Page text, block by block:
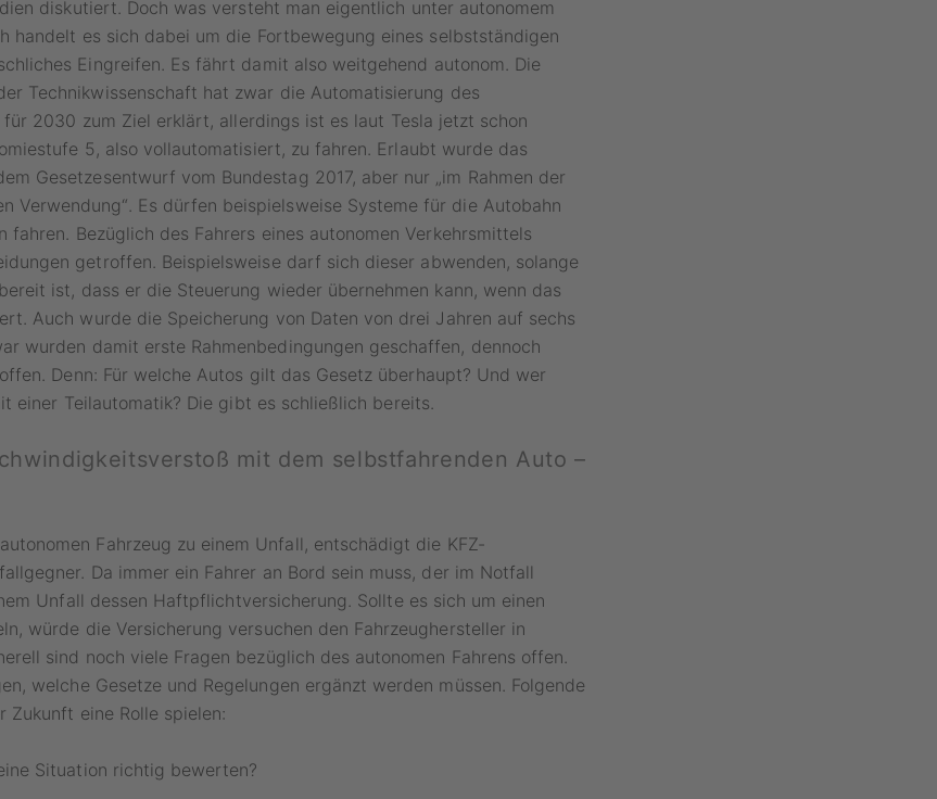
diskutiert. Doch was versteht man eigentlich unter autonomem
handelt es sich dabei um die Fortbewegung eines selbstständigen
Eingreifen. Es fährt damit also weitgehend autonom. Die
Technikwissenschaft hat zwar die Automatisierung des
2030 zum Ziel erklärt, allerdings ist es laut Tesla jetzt schon
5, also vollautomatisiert, zu fahren. Erlaubt wurde das
Gesetzesentwurf vom Bundestag 2017, aber nur „im Rahmen der
Verwendung“. Es dürfen beispielsweise Systeme für die Autobahn
fahren. Bezüglich des Fahrers eines autonomen Verkehrsmittels
getroffen. Beispielsweise darf sich dieser abwenden, solange
ist, dass er die Steuerung wieder übernehmen kann, wenn das
Auch wurde die Speicherung von Daten von drei Jahren auf sechs
wurden damit erste Rahmenbedingungen geschaffen, dennoch
Denn: Für welche Autos gilt das Gesetz überhaupt? Und wer
einer Teilautomatik? Die gibt es schließlich bereits.
mit dem selbstfahrenden Auto –
Fahrzeug zu einem Unfall, entschädigt die KFZ-
Da immer ein Fahrer an Bord sein muss, der im Notfall
Unfall dessen Haftpflichtversicherung. Sollte es sich um einen
würde die Versicherung versuchen den Fahrzeughersteller in
sind noch viele Fragen bezüglich des autonomen Fahrens offen.
welche Gesetze und Regelungen ergänzt werden müssen. Folgende
Zukunft eine Rolle spielen:
Situation richtig bewerten?